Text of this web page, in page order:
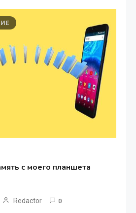
с моего планшета
Redactor 0